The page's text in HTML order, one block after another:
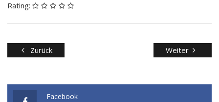
Rating:
Zurück Weiter
Facebook